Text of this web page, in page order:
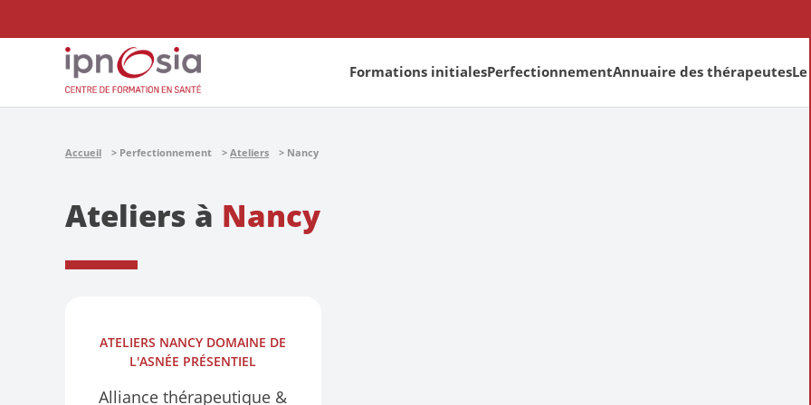
Formations initialesPerfectionnementAnnuaire des thérapeutesLe
Accueil Perfectionnement Ateliers Nancy
Ateliers à Nancy
ATELIERS NANCY DOMAINE DE
L'ASNÉE PRÉSENTIEL
Alliance thérapeutique &